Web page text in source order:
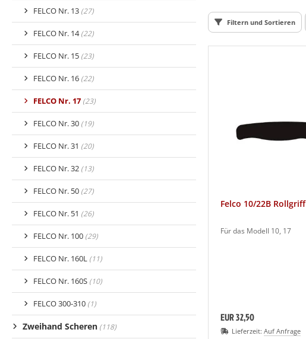
FELCO Nr. 13 (27)
FELCO Nr. 14 (22)
FELCO Nr. 15 (23)
FELCO Nr. 16 (22)
FELCO Nr. 17 (23)
FELCO Nr. 30 (19)
FELCO Nr. 31 (20)
FELCO Nr. 32 (13)
FELCO Nr. 50 (27)
FELCO Nr. 51 (26)
FELCO Nr. 100 (29)
FELCO Nr. 160L (11)
FELCO Nr. 160S (10)
FELCO 300-310 (1)
Zweihand Scheren (118)
Filtern und Sortieren
Felco 10/22B Rollgriff
Für das Modell 10, 17
EUR 32,50
Lieferzeit: Auf Anfrage